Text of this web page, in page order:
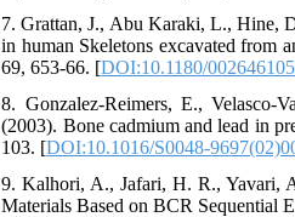
7. Grattan, J., Abu Karaki, L., Hine,
in human Skeletons excavated from
69, 653-66. [DOI:10.1180/
8. Gonzalez-Reimers, E., Velasco-
(2003). Bone cadmium and lead in
103. [DOI:10.1016/S0048-
9. Kalhori, A., Jafari, H. R., Yavari,
Materials Based on BCR Sequential